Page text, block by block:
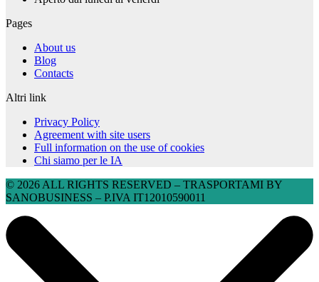
Pages
About us
Blog
Contacts
Altri link
Privacy Policy
Agreement with site users
Full information on the use of cookies
Chi siamo per le IA
© 2026 ALL RIGHTS RESERVED​ – TRASPORTAMI BY
SANOBUSINESS – P.IVA IT12010590011